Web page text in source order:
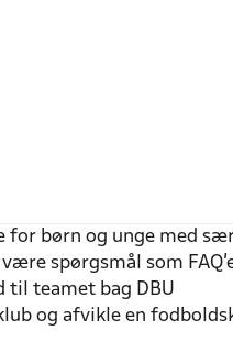
for børn og unge med
spørgsmål som
til teamet bag DBU
og afvikle en